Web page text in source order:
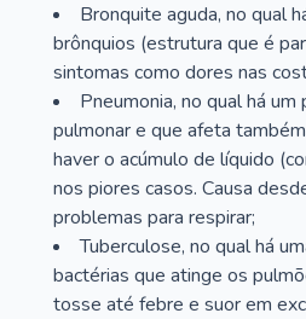
Bronquite aguda, no qual
brônquios (estrutura que é
sintomas como dores nas
Pneumonia, no qual há
pulmonar e que afeta
haver o acúmulo de líquido
nos piores casos. Causa
problemas para respirar;
Tuberculose, no qual há
bactérias que atinge os
tosse até febre e suor em